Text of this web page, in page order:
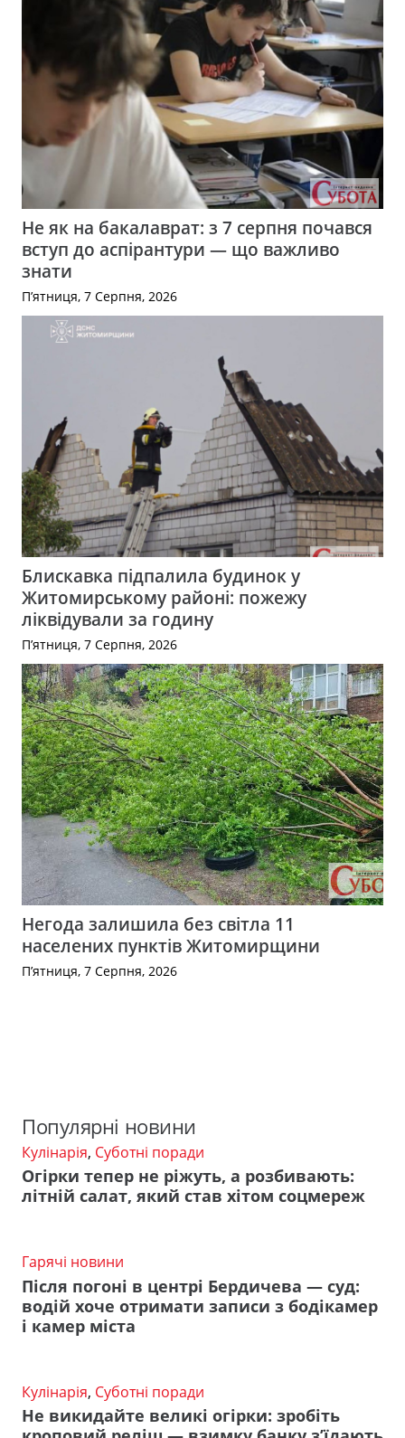
Не як на бакалаврат: з 7 серпня почався
вступ до аспірантури — що важливо
знати
П’ятниця, 7 Серпня, 2026
Блискавка підпалила будинок у
Житомирському районі: пожежу
ліквідували за годину
П’ятниця, 7 Серпня, 2026
Негода залишила без світла 11
населених пунктів Житомирщини
П’ятниця, 7 Серпня, 2026
Популярні новини
Кулінарія, Суботні поради
Огірки тепер не ріжуть, а розбивають:
літній салат, який став хітом соцмереж
Гарячі новини
Після погоні в центрі Бердичева — суд:
водій хоче отримати записи з бодікамер
і камер міста
Кулінарія, Суботні поради
Не викидайте великі огірки: зробіть